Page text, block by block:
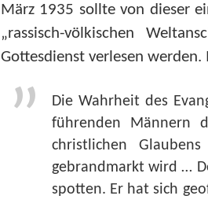
März 1935 sollte von dieser
„rassisch-völkischen
Gottesdienst verlesen
Die Wahrheit des
führenden Männern
christlichen
gebrandmarkt wird …
spotten. Er hat sich